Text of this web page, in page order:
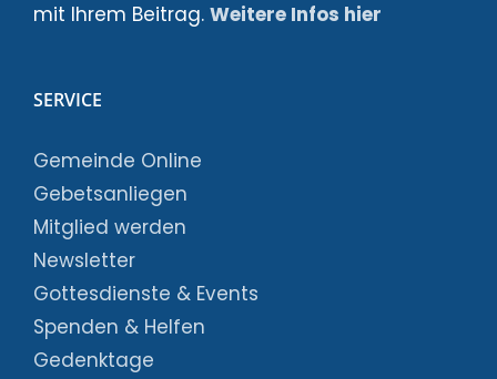
mit Ihrem Beitrag. Weitere Infos hier
SERVICE
Gemeinde Online
Gebetsanliegen
Mitglied werden
Newsletter
Gottesdienste & Events
Spenden & Helfen
Gedenktage